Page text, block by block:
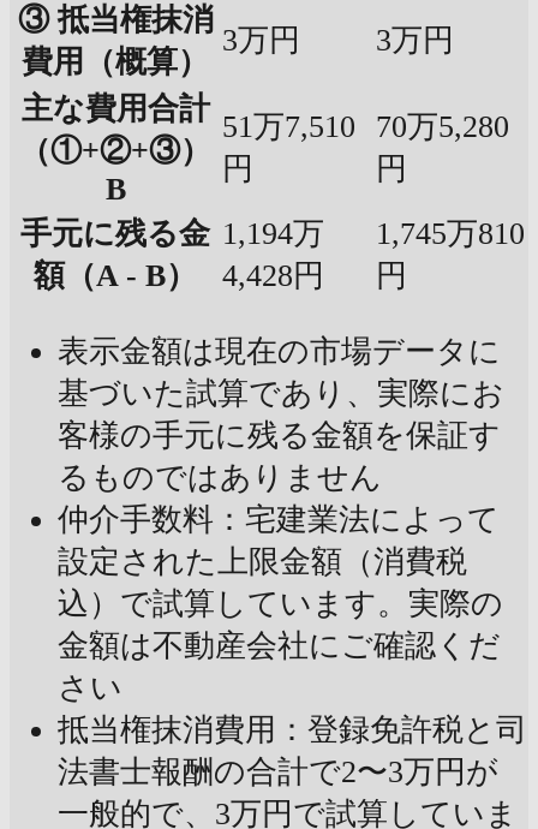
③ 抵当権抹消
費用（概算）
3万円
3万円
主な費用合計
（①+②+③）
B
51万7,510
円
70万5,280
円
手元に残る金
額（A - B）
1,194万
4,428円
1,745万810
円
表示金額は現在の市場データに
基づいた試算であり、実際にお
客様の手元に残る金額を保証す
るものではありません
仲介手数料：宅建業法によって
設定された上限金額（消費税
込）で試算しています。実際の
金額は不動産会社にご確認くだ
さい
抵当権抹消費用：登録免許税と司
法書士報酬の合計で2〜3万円が
一般的で、3万円で試算していま